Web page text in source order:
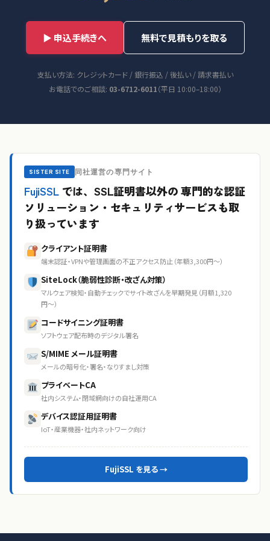
▶ 申込手続きへ 無料で見積もりを取る
支払い方法: クレジットカード / 銀行振込 / 後払い / 請求書払い
お電話でのご相談: 03-6712-6011（平日 10:00–18:00）
SISTER SITE 同社運営の専門サイト
FujiSSLでは、SSL証明書以外の専門的な認証
ソリューション・セキュリティサービスも取
り扱っています
クライアント証明書
端末認証・VPNや管理画面の不正アクセス防止（年額3,300円〜）
SiteLock（脆弱性診断・改ざん対策）
マルウェア検知・自動チェックでサイト改ざんを早期発見（月額1,320
円〜）
コードサイニング証明書
ソフトウェア配布時のデジタル署名
S/MIME メール証明書
メールの暗号化・署名・なりすまし対策
プライベートCA
社内システム・閉域網向けの自社運用CA
デバイス認証用証明書
IoT・産業機器・社内ネットワーク向け
FujiSSL を見る →